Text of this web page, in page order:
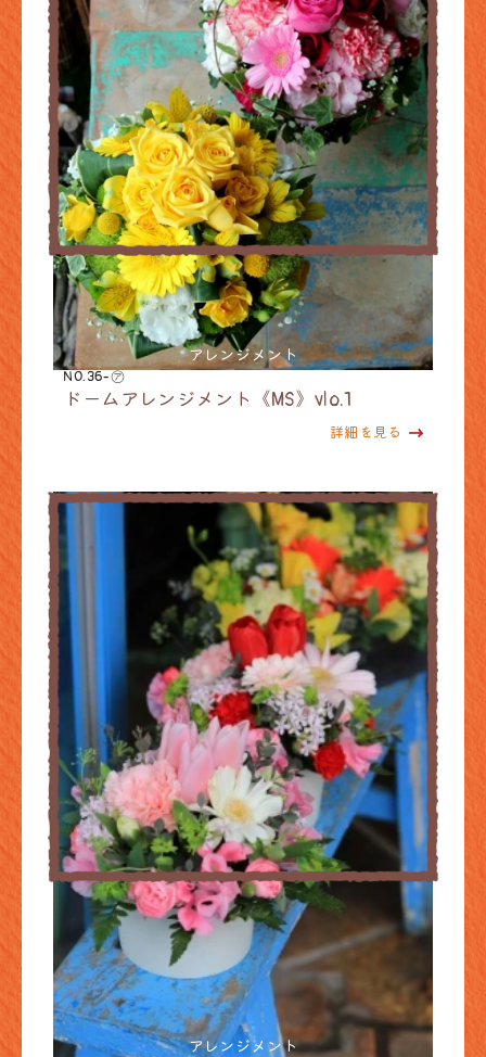
アレンジメント
NO.36-㋐
ドームアレンジメント《MS》vlo.1
詳細を見る
アレンジメント